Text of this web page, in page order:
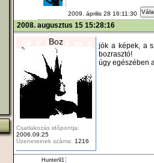
2009. április 28 16:11:30
2008. augusztus 15 15:28:16
Boz
Csatlakozás időpontja:
2006.09.25
Üzeneteinek száma: 1216
jók a képek, a
bozrasztó!
úgy egészében
Hunter91